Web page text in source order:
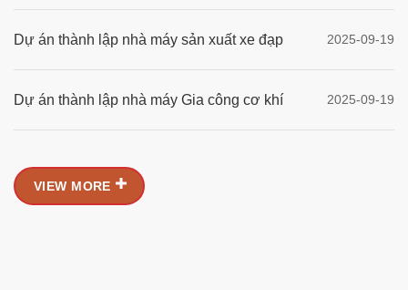
Dự án thành lập nhà máy sản xuất xe đạp 2025-09-19
Dự án thành lập nhà máy Gia công cơ khí 2025-09-19
VIEW MORE